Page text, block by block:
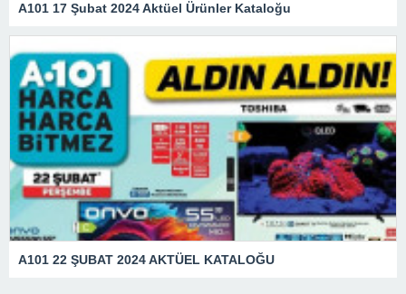
A101 17 Şubat 2024 Aktüel Ürünler Kataloğu
A101 22 ŞUBAT 2024 AKTÜEL KATALOĞU